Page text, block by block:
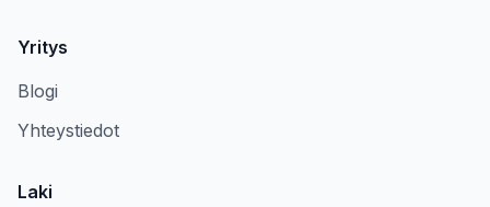
Yritys
Blogi
Yhteystiedot
Laki